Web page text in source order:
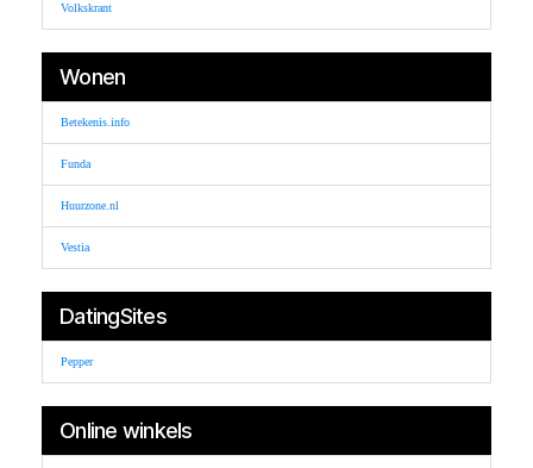
Volkskrant
Wonen
Betekenis.info
Funda
Huurzone.nl
Vestia
DatingSites
Pepper
Online winkels